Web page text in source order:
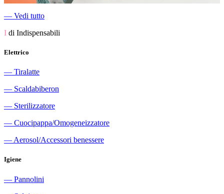
― Vedi tutto
I di Indispensabili
Elettrico
― Tiralatte
― Scaldabiberon
― Sterilizzatore
― Cuocipappa/Omogeneizzatore
― Aerosol/Accessori benessere
Igiene
― Pannolini